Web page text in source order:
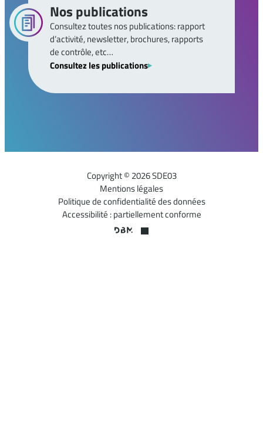
Nos publications
Consultez toutes nos publications: rapport
d’activité,newsletter, brochures, rapports
de contrôle, etc…
Consultez les publications
Copyright © 2026 SDE03
Mentions légales
Politique de confidentialité des données
Accessibilité : partiellement conforme